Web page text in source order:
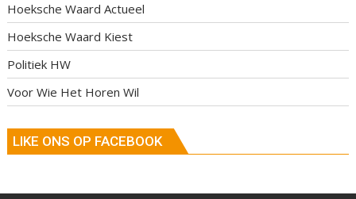
Hoeksche Waard Actueel
Hoeksche Waard Kiest
Politiek HW
Voor Wie Het Horen Wil
LIKE ONS OP FACEBOOK